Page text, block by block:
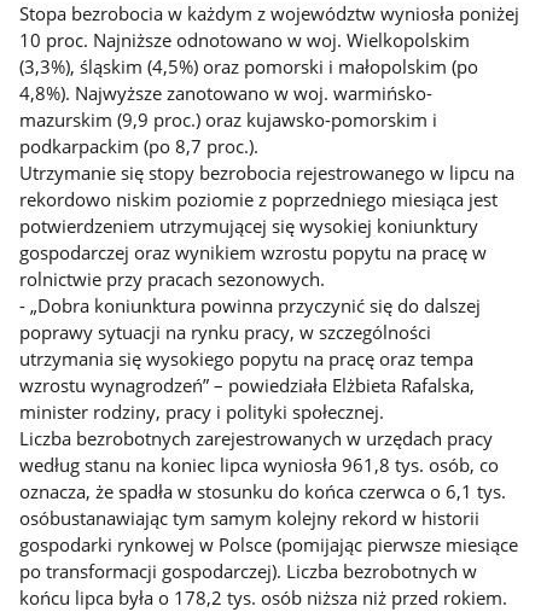
Stopa bezrobocia w każdym z województw wyniosła poniżej
10 proc. Najniższe odnotowano w woj. Wielkopolskim
(3,3%), śląskim (4,5%) oraz pomorski i małopolskim (po
4,8%). Najwyższe zanotowano w woj. warmińsko-
mazurskim (9,9 proc.) oraz kujawsko-pomorskim i
podkarpackim (po 8,7 proc.).
Utrzymanie się stopy bezrobocia rejestrowanego w lipcu na
rekordowo niskim poziomie z poprzedniego miesiąca jest
potwierdzeniem utrzymującej się wysokiej koniunktury
gospodarczej oraz wynikiem wzrostu popytu na pracę w
rolnictwie przy pracach sezonowych.
- „Dobra koniunktura powinna przyczynić się do dalszej
poprawy sytuacji na rynku pracy, w szczególności
utrzymania się wysokiego popytu na pracę oraz tempa
wzrostu wynagrodzeń” – powiedziała Elżbieta Rafalska,
minister rodziny, pracy i polityki społecznej.
Liczba bezrobotnych zarejestrowanych w urzędach pracy
według stanu na koniec lipca wyniosła 961,8 tys. osób, co
oznacza, że spadła w stosunku do końca czerwca o 6,1 tys.
osóbustanawiając tym samym kolejny rekord w historii
gospodarki rynkowej w Polsce (pomijając pierwsze miesiące
po transformacji gospodarczej). Liczba bezrobotnych w
końcu lipca była o 178,2 tys. osób niższa niż przed rokiem.